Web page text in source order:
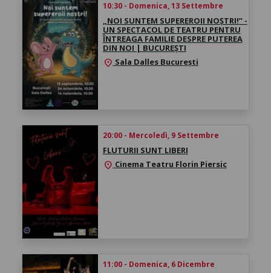
10:30 - Domenica, 13 Settembre
„NOI SUNTEM SUPEREROII NOȘTRI!” -
UN SPECTACOL DE TEATRU PENTRU
ÎNTREAGA FAMILIE DESPRE PUTEREA
DIN NOI | BUCUREȘTI
location_on Sala Dalles București
20:00 - Mercoledì, 9 Settembre
FLUTURII SUNT LIBERI
location_on Cinema Teatru Florin Piersic
11:00 - Domenica, 6 Dicembre